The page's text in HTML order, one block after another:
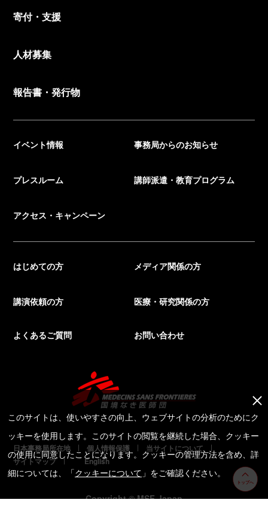
寄付・支援
人材募集
報告書・発行物
イベント情報 事務局からのお知らせ
プレスルーム 講師派遣・教育プログラム
アクセス・キャンペーン
はじめての方 メディア関係の方
講演依頼の方 医療・研究関係の方
よくあるご質問 お問い合わせ
日本事務局所在地 個人情報保護
当サイトについて
サイトマップ
English
Copyright © MSF Japan
トップへ
このサイトは、使いやすさの向上、ウェブサイトの分析のためにク
ッキーを使用します。このサイトの閲覧を継続した場合、クッキー
の使用に同意したことになります。クッキーの管理方法を含め、詳
細については、「クッキーについて 」をご確認ください。